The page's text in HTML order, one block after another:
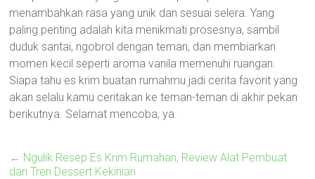
menambahkan rasa yang unik dan sesuai selera. Yang
paling penting adalah kita menikmati prosesnya, sambil
duduk santai, ngobrol dengan teman, dan membiarkan
momen kecil seperti aroma vanila memenuhi ruangan.
Siapa tahu es krim buatan rumahmu jadi cerita favorit yang
akan selalu kamu ceritakan ke teman-teman di akhir pekan
berikutnya. Selamat mencoba, ya.
← Ngulik Resep Es Krim Rumahan, Review Alat Pembuat
dan Tren Dessert Kekinian